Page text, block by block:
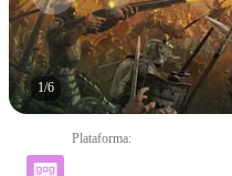
1/6
Plataforma: